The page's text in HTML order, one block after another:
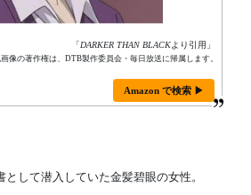
「DARKER THAN BLACKより引用」
像の著作権は、DTB製作委員会・毎日放送に帰属します。
Amazon で検索 ▶
して潜入していた金髪碧眼の女性。